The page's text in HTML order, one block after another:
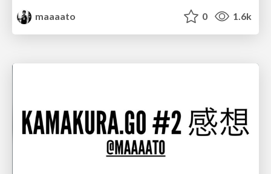
maaaato
0 1.6k